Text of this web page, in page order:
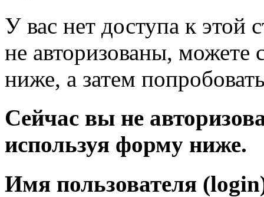
У вас нет доступа к
не авторизованы, можете
ниже, а затем
Сейчас вы не
используя форму ниже.
Имя пользователя